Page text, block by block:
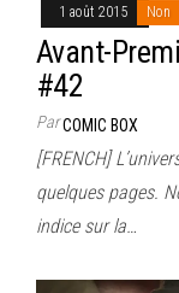
1 août 2015 Non
Avant-
#42
ParCOMIC BOX
[FRENCH]
quelques pages.
indice sur la…